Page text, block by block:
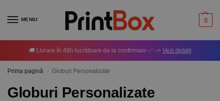
MENIU 0
🚚 Livrare în 48h lucrătoare de la confirmare ✅ –> Vezi detalii
Prima pagină / Globuri Personalizate
Globuri Personalizate